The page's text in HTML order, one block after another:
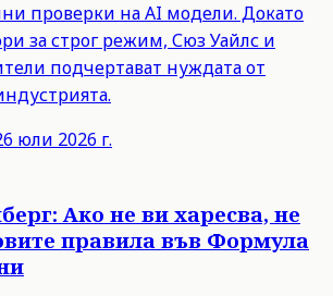
проверки на AI модели. Докато
за строг режим, Сюз Уайлс и
подчертават нуждата от
юли 2026 г.
Ако не ви харесва, не
правила във Формула